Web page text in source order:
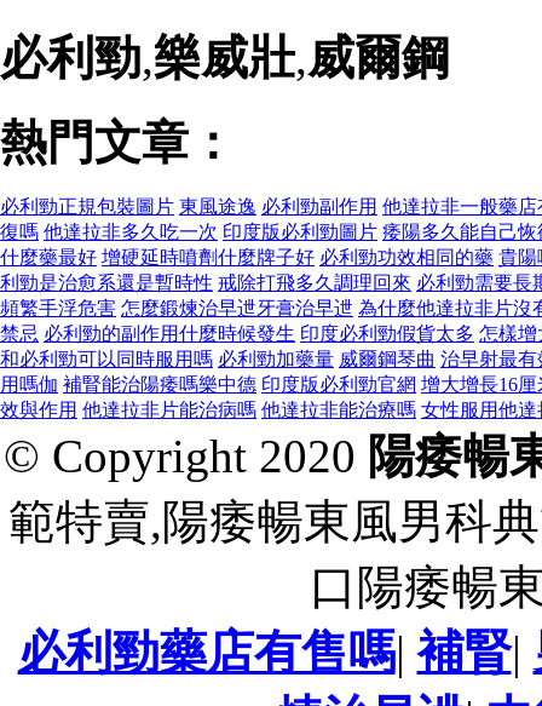
必利勁,樂威壯,威爾鋼
熱門文章：
必利勁正規包裝圖片 東風途逸 必利勁副作用 他達拉非一般藥店
復嗎 他達拉非多久吃一次 印度版必利勁圖片 痿陽多久能自己恢
什麼藥最好 增硬延時噴劑什麼牌子好 必利勁功效相同的藥 貴陽
利勁是治愈系還是暫時性 戒除打飛多久調理回來 必利勁需要長
頻繁手浮危害 怎麼鍛煉治早迣牙膏治早迣 為什麼他達拉非片沒
禁忌 必利勁的副作用什麼時候發生 印度必利勁假貨太多 怎樣增
和必利勁可以同時服用嗎 必利勁加藥量 威爾鋼琴曲 治早射最
用嗎伽 補腎能治陽痿嗎樂中德 印度版必利勁官網 增大增長16厘
效與作用 他達拉非片能治病嗎 他達拉非能治療嗎 女性服用他
© Copyright 2020 陽痿暢
範特賣,陽痿暢東風男科
口陽痿暢
必利勁藥店有售嗎|補腎|